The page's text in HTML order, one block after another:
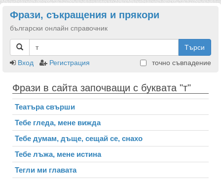
Фрази, съкращения и прякори
български онлайн справочник
Търси
Вход
Регистрация точно съвпадение
Фрази в сайта започващи с буквата "т"
Театъра свърши
Тебе гледа, мене вижда
Тебе думам, дъще, сещай се, снахо
Тебе лъжа, мене истина
Тегли ми главата